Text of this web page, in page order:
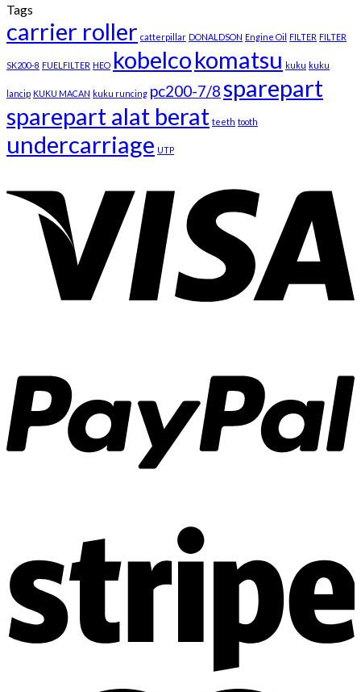
Tags
carrier roller catterpillar DONALDSON Engine Oil FILTER FILTER
SK200-8 FUELFILTER HEO kobelcokomatsu kuku kuku
lancip KUKU MACAN kuku runcing pc200-7/8sparepart
sparepart alat berat teeth tooth
undercarriage UTP